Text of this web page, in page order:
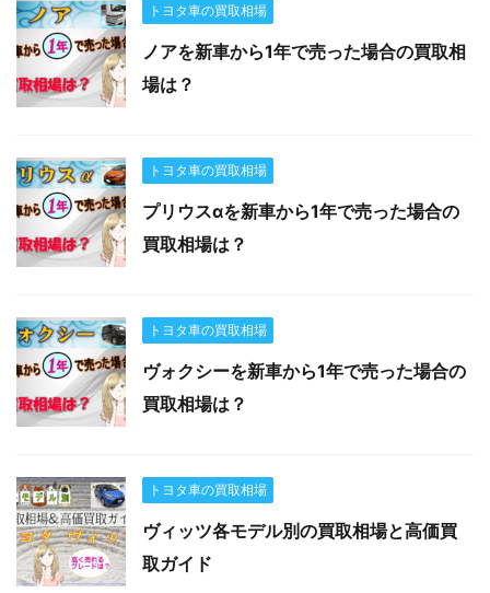
トヨタ車の買取相場
ノアを新車から1年で売った場合の買取相
場は？
トヨタ車の買取相場
プリウスαを新車から1年で売った場合の
買取相場は？
トヨタ車の買取相場
ヴォクシーを新車から1年で売った場合の
買取相場は？
トヨタ車の買取相場
ヴィッツ各モデル別の買取相場と高価買
取ガイド